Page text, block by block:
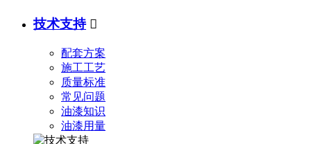
技术支持 
配套方案
施工工艺
质量标准
常见问题
油漆知识
油漆用量